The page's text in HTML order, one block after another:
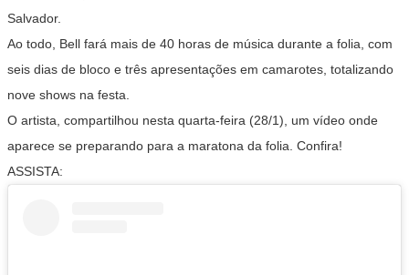
Salvador.
Ao todo, Bell fará mais de 40 horas de música durante a folia, com
seis dias de bloco e três apresentações em camarotes, totalizando
nove shows na festa.
O artista, compartilhou nesta quarta-feira (28/1), um vídeo onde
aparece se preparando para a maratona da folia. Confira!
ASSISTA: